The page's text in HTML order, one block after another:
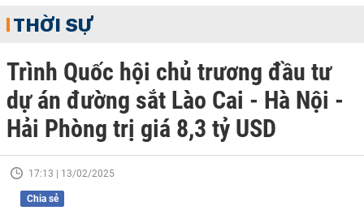
THỜI SỰ
Trình Quốc hội chủ trương đầu tư
dự án đường sắt Lào Cai - Hà Nội -
Hải Phòng trị giá 8,3 tỷ USD
17:13 | 13/02/2025
Chia sẻ